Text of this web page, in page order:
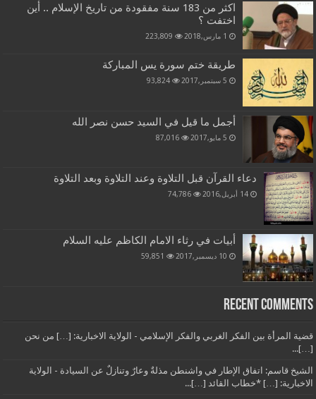
اكثر من 183 سنة مفقودة من تاريخ الإسلام .. أين
اختفت ؟
1 مارس,2018 223,809
طريقة ختم سورة يس المباركة
5 سبتمبر,2017 93,824
أجمل ما قيل في السيد حسن نصر الله
5 مايو,2017 87,016
دعاء القرآن قبل التلاوة وعند التلاوة وبعد التلاوة
14 أبريل,2016 74,786
أبيات في رثاء الامام الكاظم عليه السلام
10 ديسمبر,2017 59,851
Recent Comments
قضية المرأة بين الفكر الغربي والفكر الإسلامي - الولاية الاخبارية: […] من نحن
[…]...
الشيخ قاسم: اتفاق الإطار في واشنطن مذلةٌ وعارٌ وتنازلٌ عن السيادة - الولاية
الاخبارية: […] *خطاب القائد […]...